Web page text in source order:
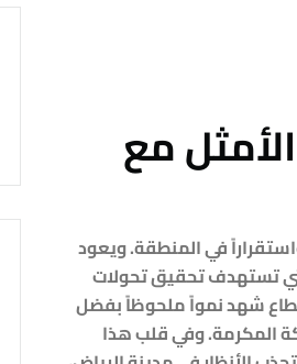
مع
في المنطقة. ويعود
الحكومي المستمر، بالإضافة إلى الرؤية المستقبلية 2030 التي تستهدف تحقيق تحولات
شهد نمواً ملحوظاً بفضل
المكرمة. وفي قلب هذا